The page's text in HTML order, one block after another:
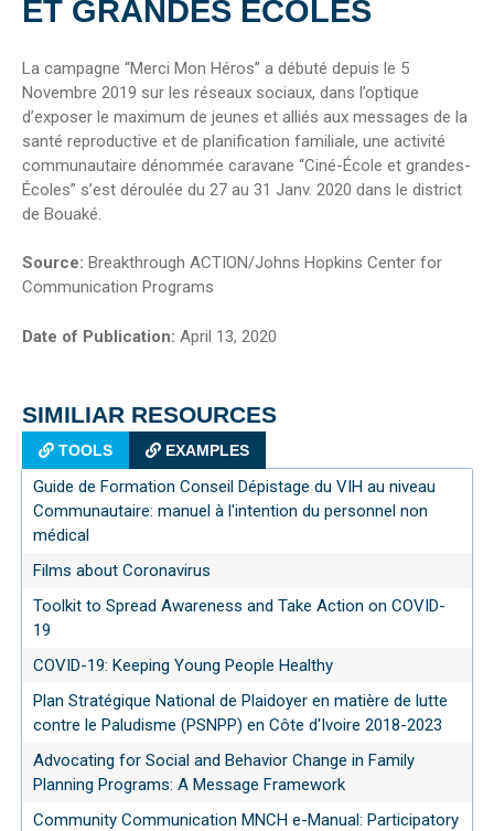
ET GRANDES ECOLES
La campagne “Merci Mon Héros” a débuté depuis le 5
Novembre 2019 sur les réseaux sociaux, dans l’optique
d’exposer le maximum de jeunes et alliés aux messages de la
santé reproductive et de planification familiale, une activité
communautaire dénommée caravane “Ciné-École et grandes-
Écoles” s’est déroulée du 27 au 31 Janv. 2020 dans le district
de Bouaké.
Source: Breakthrough ACTION/Johns Hopkins Center for
Communication Programs
Date of Publication: April 13, 2020
SIMILIAR RESOURCES
TOOLS EXAMPLES
Guide de Formation Conseil Dépistage du VIH au niveau
Communautaire: manuel à l'intention du personnel non
médical
Films about Coronavirus
Toolkit to Spread Awareness and Take Action on COVID-
19
COVID-19: Keeping Young People Healthy
Plan Stratégique National de Plaidoyer en matière de lutte
contre le Paludisme (PSNPP) en Côte d'Ivoire 2018-2023
Advocating for Social and Behavior Change in Family
Planning Programs: A Message Framework
Community Communication MNCH e-Manual: Participatory